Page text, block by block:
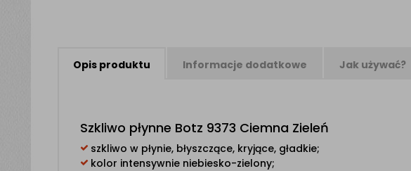
Opis produktu Informacje dodatkowe Jak używać?
Szkliwo płynne Botz 9373 Ciemna Zieleń
szkliwo w płynie, błyszczące, kryjące, gładkie;
kolor intensywnie niebiesko-zielony;